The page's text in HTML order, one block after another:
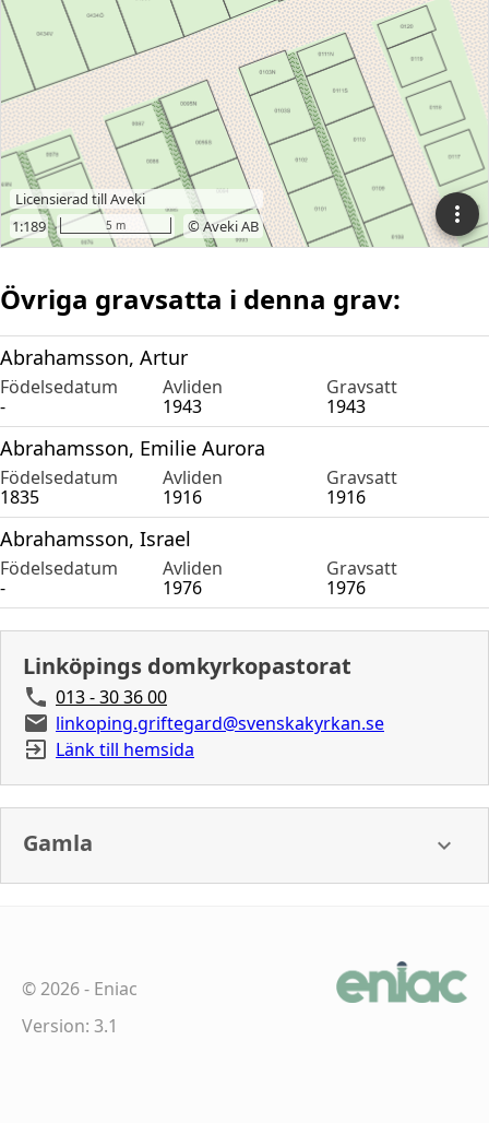
Övriga gravsatta i denna grav:
Abrahamsson, Artur
Födelsedatum Avliden
Gravsatt
-
1943 1943
Abrahamsson, Emilie Aurora
Födelsedatum Avliden
Gravsatt
1835
1916 1916
Abrahamsson, Israel
Födelsedatum Avliden
Gravsatt
-
1976 1976
Linköpings domkyrkopastorat
013 - 30 36 00
linkoping.griftegard@svenskakyrkan.se
Länk till hemsida
Gamla
©2026- Eniac
Version: 3.1